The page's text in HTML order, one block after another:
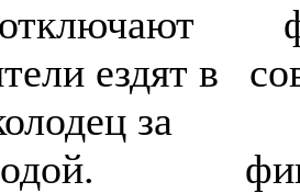
ездят в
за